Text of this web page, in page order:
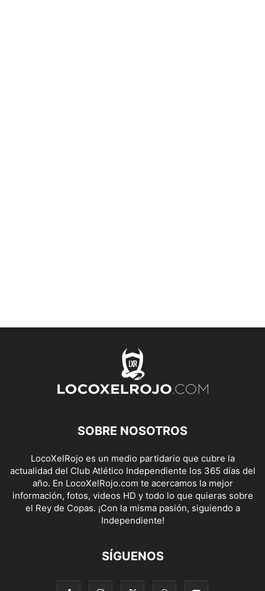
SOBRE NOSOTROS
LocoXelRojo es un medio partidario que cubre la
actualidad del Club Atlético Independiente los 365 días del
año. En LocoXelRojo.com te acercamos la mejor
información, fotos, videos HD y todo lo que quieras sobre
el Rey de Copas. ¡Con la misma pasión, siguiendo a
Independiente!
SÍGUENOS